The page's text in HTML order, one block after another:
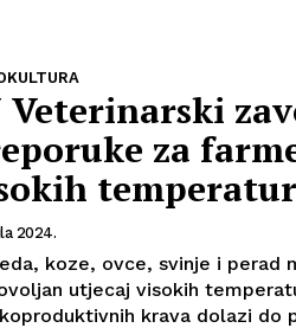
Veterinarski
za
2024.
koze, ovce, svinje i perad
utjecaj visokih
krava dolazi do